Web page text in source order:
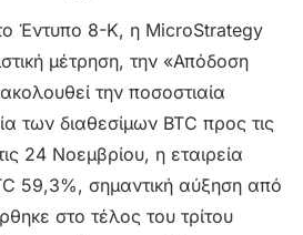
Έντυπο 8-K, η MicroStrategy
μέτρηση, την «Απόδοση
την ποσοστιαία
των διαθεσίμων BTC προς τις
24 Νοεμβρίου, η εταιρεία
59,3%, σημαντική αύξηση από
στο τέλος του τρίτου